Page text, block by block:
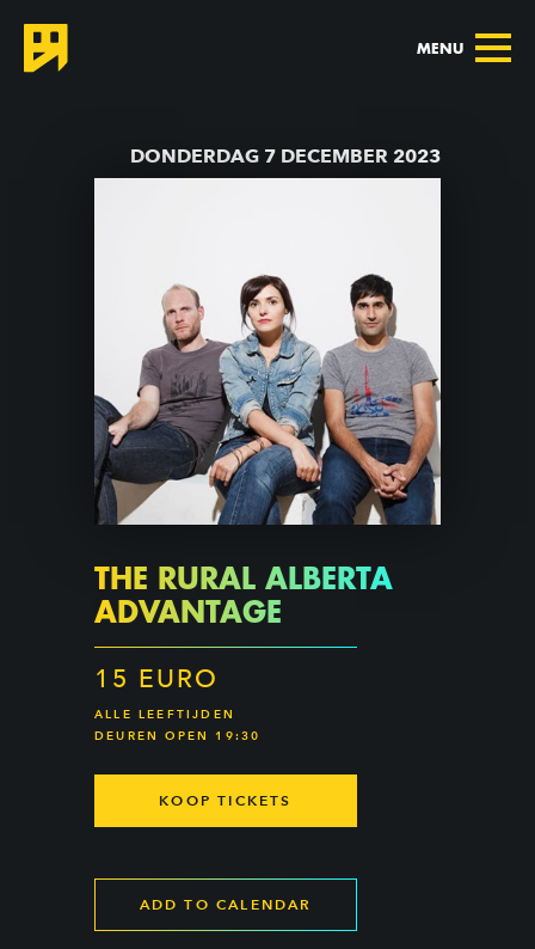
MENU
DONDERDAG 7 DECEMBER 2023
THE RURAL ALBERTA
ADVANTAGE
15 EURO
ALLE LEEFTIJDEN
DEUREN OPEN 19:30
KOOP TICKETS
ADD TO CALENDAR